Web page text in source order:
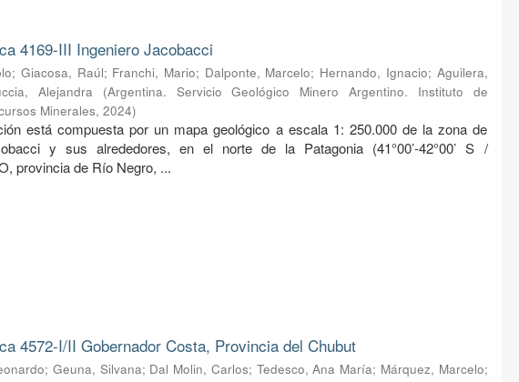
4169-III Ingeniero Jacobacci
; Giacosa, Raúl; Franchi, Mario; Dalponte, Marcelo; Hernando, Ignacio; Aguilera,
Alejandra (Argentina. Servicio Geológico Minero Argentino. Instituto de
Minerales,2024)
está compuesta por un mapa geológico a escala 1: 250.000 de la zona de
y sus alrededores, en el norte de la Patagonia (41°00’-42°00’ S /
O, provincia de Río Negro, ...
4572-I/II Gobernador Costa, Provincia del Chubut
; Geuna, Silvana; Dal Molin, Carlos; Tedesco, Ana María; Márquez, Marcelo;